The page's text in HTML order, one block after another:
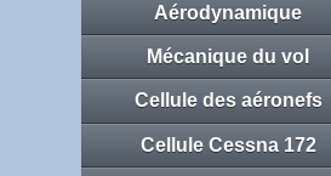
Aérodynamique
Mécanique du vol
Cellule des aéronefs
Cellule Cessna 172